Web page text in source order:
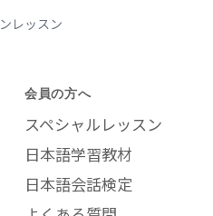
レッスン
会員の方へ
スペシャルレッスン
日本語学習教材
日本語会話検定